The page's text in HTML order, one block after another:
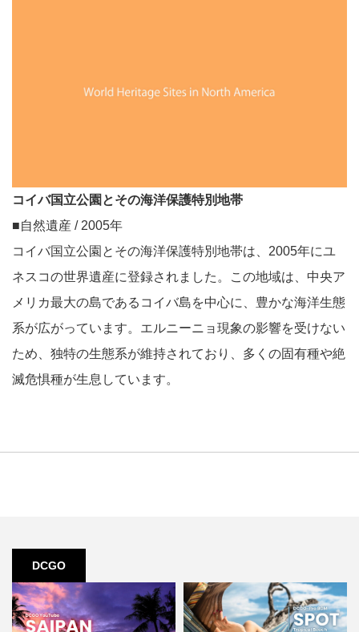
コイバ国立公園とその海洋保護特別地帯
■自然遺産 / 2005年
コイバ国立公園とその海洋保護特別地帯は、2005年にユ
ネスコの世界遺産に登録されました。この地域は、中央ア
メリカ最大の島であるコイバ島を中心に、豊かな海洋生態
系が広がっています。エルニーニョ現象の影響を受けない
ため、独特の生態系が維持されており、多くの固有種や絶
滅危惧種が生息しています。
DCGO